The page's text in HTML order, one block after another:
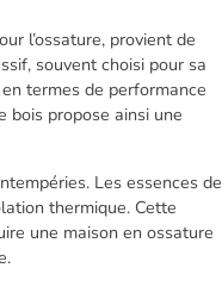
l’ossature, provient de
souvent choisi pour sa
termes de performance
bois propose ainsi une
Les essences de
thermique. Cette
une maison en ossature